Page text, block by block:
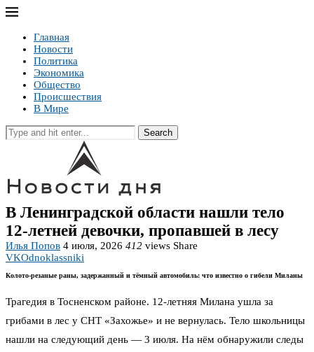
Главная
Новости
Политика
Экономика
Общество
Происшествия
В Мире
Search
В Ленинградской области нашли тело
12-летней девочки, пропавшей в лесу
Илья Попов 4 июля, 2026 412 views Share
VKOdnoklassniki
Колото-резаные раны, задержанный и тёмный автомобиль: что известно о гибели Миланы
Трагедия в Тосненском районе. 12-летняя Милана ушла за
грибами в лес у СНТ «Захожье» и не вернулась. Тело школьницы
нашли на следующий день — 3 июля. На нём обнаружили следы